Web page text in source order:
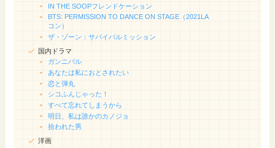
IN THE SOOPフレンドケーション
BTS: PERMISSION TO DANCE ON STAGE（2021LA
コン）
ザ・ゾーン：サバイバルミッション
国内ドラマ
ガンニバル
あなたは私におとされたい
恋と弾丸
シコふんじゃった！
すべて忘れてしまうから
明日、私は誰かのカノジョ
拾われた男
洋画